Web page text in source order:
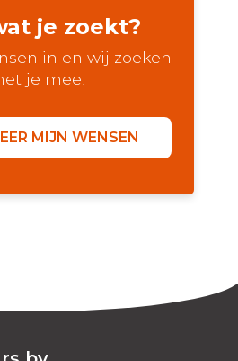
je zoekt?
in en wij zoeken
je mee!
MIJN WENSEN